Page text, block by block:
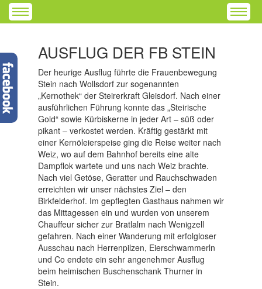
AUSFLUG DER FB STEIN
Der heurige Ausflug führte die Frauenbewegung
Stein nach Wollsdorf zur sogenannten
„Kernothek“ der Steirerkraft Gleisdorf. Nach einer
ausführlichen Führung konnte das „Steirische
Gold“ sowie Kürbiskerne in jeder Art – süß oder
pikant – verkostet werden. Kräftig gestärkt mit
einer Kernöleierspeise ging die Reise weiter nach
Weiz, wo auf dem Bahnhof bereits eine alte
Dampflok wartete und uns nach Weiz brachte.
Nach viel Getöse, Geratter und Rauchschwaden
erreichten wir unser nächstes Ziel – den
Birkfelderhof. Im gepflegten Gasthaus nahmen wir
das Mittagessen ein und wurden von unserem
Chauffeur sicher zur Bratlalm nach Wenigzell
gefahren. Nach einer Wanderung mit erfolgloser
Ausschau nach Herrenpilzen, Eierschwammerln
und Co endete ein sehr angenehmer Ausflug
beim heimischen Buschenschank Thurner in
Stein.